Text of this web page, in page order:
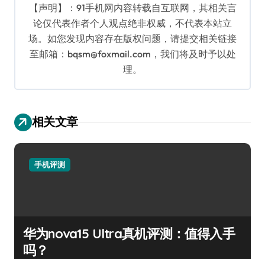
【声明】：91手机网内容转载自互联网，其相关言
论仅代表作者个人观点绝非权威，不代表本站立
场。如您发现内容存在版权问题，请提交相关链接
至邮箱：bqsm@foxmail.com，我们将及时予以处
理。
相关文章
手机评测
华为nova15 Ultra真机评测：值得入手
吗？